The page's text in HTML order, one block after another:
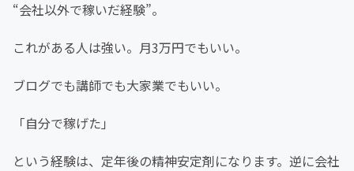
“会社以外で稼いだ経験”。
これがある人は強い。月3万円でもいい。
ブログでも講師でも大家業でもいい。
「自分で稼げた」
という経験は、定年後の精神安定剤になります。逆に会社